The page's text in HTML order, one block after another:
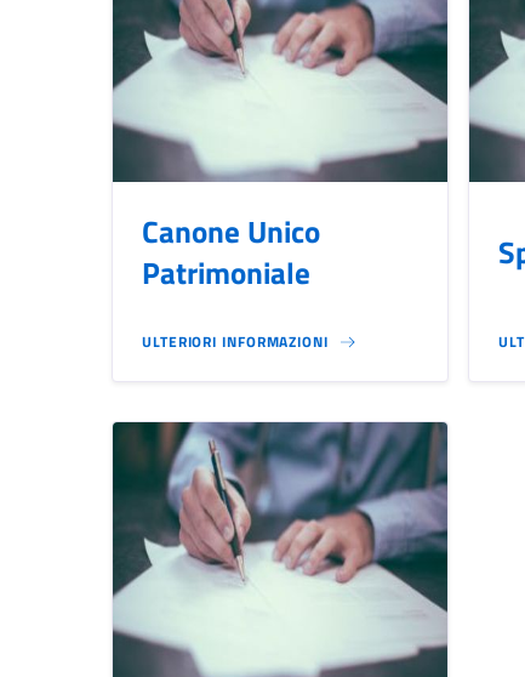
Canone Unico
Patrimoniale
ULTERIORI INFORMAZIONI